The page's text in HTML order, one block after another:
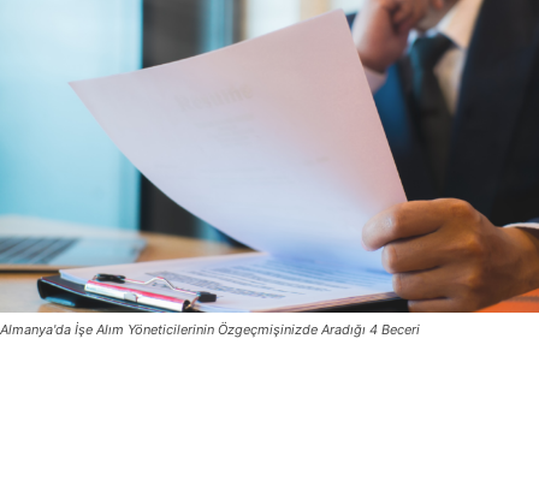
Almanya'da İşe Alım Yöneticilerinin Özgeçmişinizde Aradığı 4 Beceri